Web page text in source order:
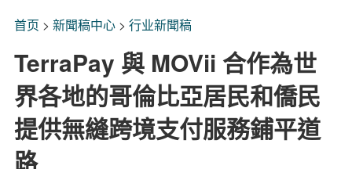
首页 > 新聞稿中心> 行业新聞稿
TerraPay 與 MOVii 合作為世
界各地的哥倫比亞居民和僑民
提供無縫跨境支付服務鋪平道
路